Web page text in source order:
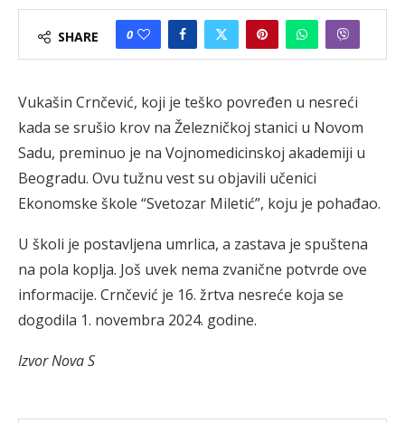
SHARE 0
Vukašin Crnčević, koji je teško povređen u nesreći
kada se srušio krov na Železničkoj stanici u Novom
Sadu, preminuo je na Vojnomedicinskoj akademiji u
Beogradu. Ovu tužnu vest su objavili učenici
Ekonomske škole “Svetozar Miletić”, koju je pohađao.
U školi je postavljena umrlica, a zastava je spuštena
na pola koplja. Još uvek nema zvanične potvrde ove
informacije. Crnčević je 16. žrtva nesreće koja se
dogodila 1. novembra 2024. godine.
Izvor Nova S